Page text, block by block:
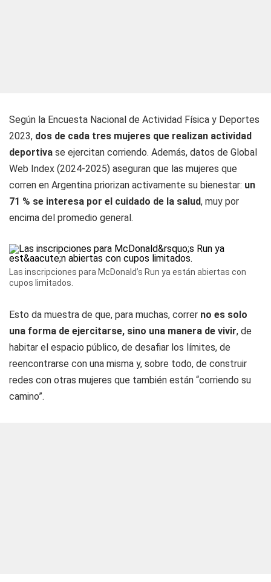
Según la Encuesta Nacional de Actividad Física y Deportes
2023, dos de cada tres mujeres que realizan actividad
deportiva se ejercitan corriendo. Además, datos de Global
Web Index (2024-2025) aseguran que las mujeres que
corren en Argentina priorizan activamente su bienestar: un
71 % se interesa por el cuidado de la salud, muy por
encima del promedio general.
Las inscripciones para McDonald’s Run ya están abiertas con
cupos limitados.
Esto da muestra de que, para muchas, correr no es solo
una forma de ejercitarse, sino una manera de vivir, de
habitar el espacio público, de desafiar los límites, de
reencontrarse con una misma y, sobre todo, de construir
redes con otras mujeres que también están “corriendo su
camino”.